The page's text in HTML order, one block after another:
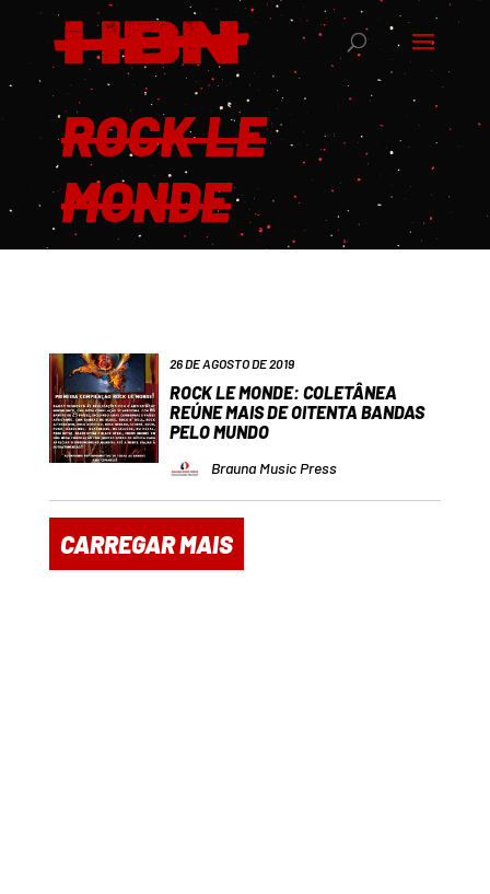
ROCK LE
MONDE
26 DE AGOSTO DE 2019
ROCK LE MONDE: COLETÂNEA
REÚNE MAIS DE OITENTA BANDAS
PELO MUNDO
Brauna Music Press
CARREGAR MAIS